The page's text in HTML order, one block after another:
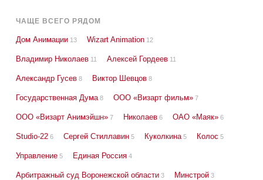
ЧАЩЕ ВСЕГО РЯДОМ
Дом Анимации 13 Wizart Animation 12
Владимир Николаев 11 Алексей Гордеев 11
Александр Гусев 8 Виктор Шевцов 8
Государственная Дума 8 ООО «Визарт фильм» 7
ООО «Визарт Анимэйшн» 7 Николаев 6 ОАО «Маяк» 6
Studio-22 6 Сергей Стиллавин 5 Куколкина 5 Колос 5
Управление 5 Единая Россия 4
Арбитражный суд Воронежской области 3 Минстрой 3